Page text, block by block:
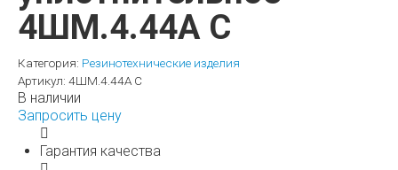
4ШМ.4.44А С
Категория: Резинотехнические изделия
Артикул: 4ШМ.4.44А С
В наличии
Запросить цену
Гарантия качества